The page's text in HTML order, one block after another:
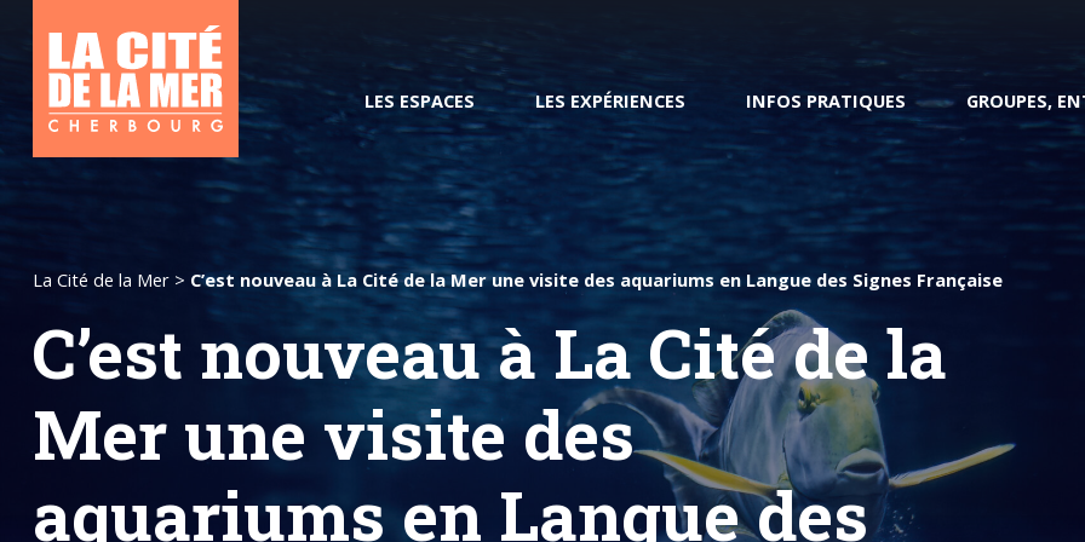
LES ESPACES
Cherbourg Transatlantique
LES EXPÉRIENCES
numérique
Nos visites guidées
Dîner dans le Redoutable
INFOS PRATIQUES
Pass CompliCité Restauration
Préparer ma visite Boutique
GROUPES,
Enseignant
La Cité de la Mer> C’est nouveau à La Cité de la Mer une visite des aquariums en Langue des Signes Française
C’est nouveau à La Cité de la
Mer une visite des
aquariums en Langue des